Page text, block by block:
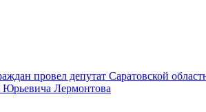
провел депутат Саратовской
Юрьевича Лермонтова